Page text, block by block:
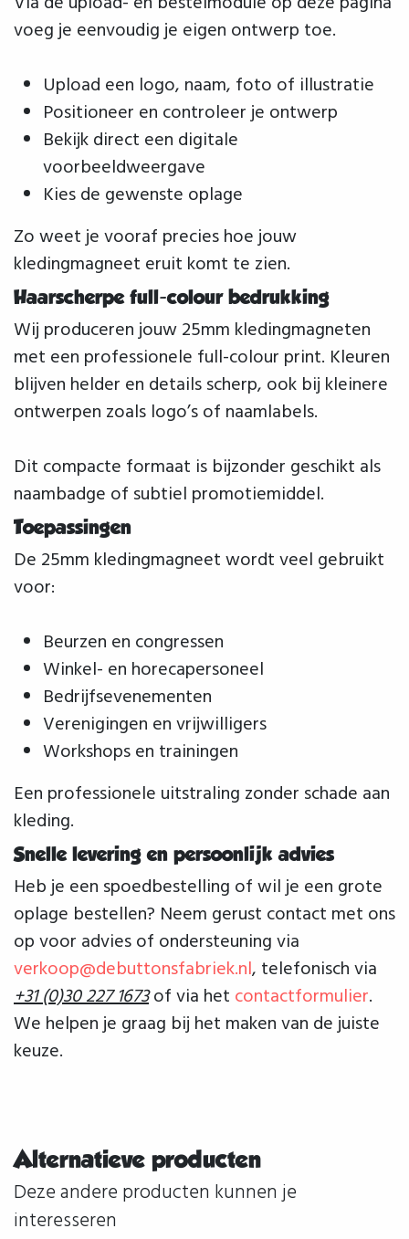
voeg je eenvoudig je eigen ontwerp toe.
Upload een logo, naam, foto of illustratie
Positioneer en controleer je ontwerp
Bekijk direct een digitale
voorbeeldweergave
Kies de gewenste oplage
Zo weet je vooraf precies hoe jouw
kledingmagneet eruit komt te zien.
Haarscherpe full-colour bedrukking
Wij produceren jouw 25mm kledingmagneten
met een professionele full-colour print. Kleuren
blijven helder en details scherp, ook bij kleinere
ontwerpen zoals logo’s of naamlabels.
Dit compacte formaat is bijzonder geschikt als
naambadge of subtiel promotiemiddel.
Toepassingen
De 25mm kledingmagneet wordt veel gebruikt
voor:
Beurzen en congressen
Winkel- en horecapersoneel
Bedrijfsevenementen
Verenigingen en vrijwilligers
Workshops en trainingen
Een professionele uitstraling zonder schade aan
kleding.
Snelle levering en persoonlijk advies
Heb je een spoedbestelling of wil je een grote
oplage bestellen? Neem gerust contact met ons
op voor advies of ondersteuning via
verkoop@debuttonsfabriek.nl, telefonisch via
+31 (0)30 227 1673of via het contactformulier.
We helpen je graag bij het maken van de juiste
keuze.
Alternatieve producten
Deze andere producten kunnen je
interesseren